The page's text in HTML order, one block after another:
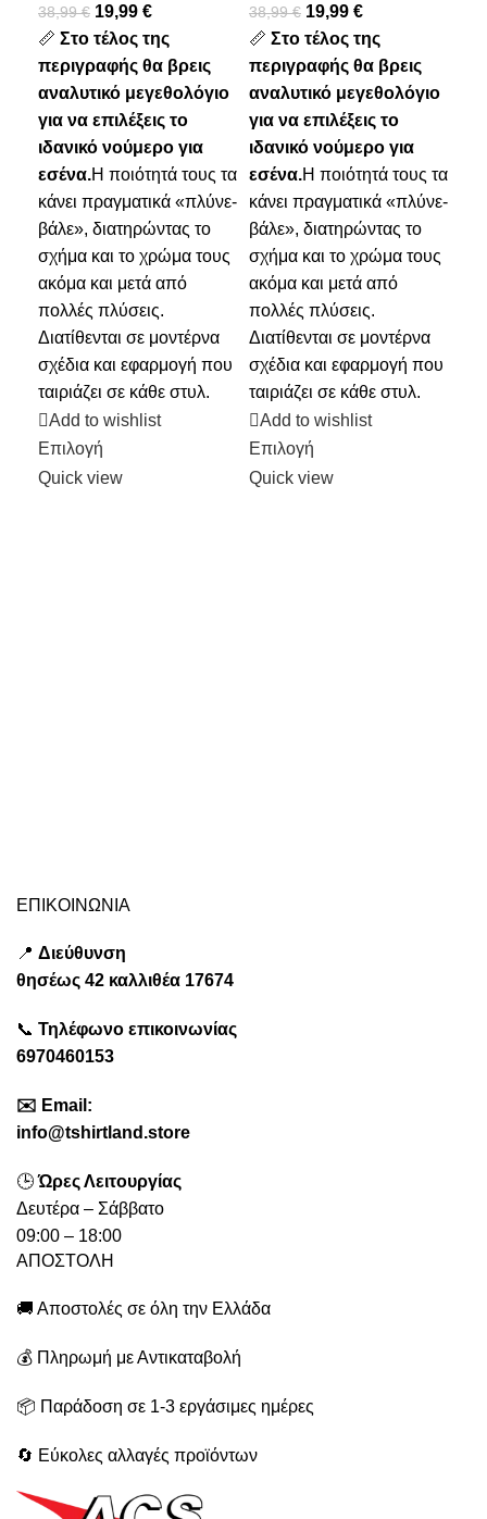
38,99€ 19,99 €
📏 Στο τέλος της
περιγραφής θα βρεις
αναλυτικό μεγεθολόγιο
για να επιλέξεις το
ιδανικό νούμερο για
εσένα.Η ποιότητά τους τα
κάνει πραγματικά «πλύνε-
βάλε», διατηρώντας το
σχήμα και το χρώμα τους
ακόμα και μετά από
πολλές πλύσεις.
Διατίθενται σε μοντέρνα
σχέδια και εφαρμογή που
ταιριάζει σε κάθε στυλ.
Add to wishlist
Επιλογή
Quick view
38,99€ 19,99 €
📏 Στο τέλος της
περιγραφής θα βρεις
αναλυτικό μεγεθολόγιο
για να επιλέξεις το
ιδανικό νούμερο για
εσένα.Η ποιότητά τους τα
κάνει πραγματικά «πλύνε-
βάλε», διατηρώντας το
σχήμα και το χρώμα τους
ακόμα και μετά από
πολλές πλύσεις.
Διατίθενται σε μοντέρνα
σχέδια και εφαρμογή που
ταιριάζει σε κάθε στυλ.
Add to wishlist
Επιλογή
Quick view
ΕΠΙΚΟΙΝΩΝΙΑ
📍 Διεύθυνση
θησέως 42 καλλιθέα 17674
📞 Τηλέφωνο επικοινωνίας
6970460153
✉️ Emai l:
info@tshirtland.store
🕒Ώρες Λειτουργίας
Δευτέρα – Σάββατο
09:00 – 18:00
ΑΠΟΣΤΟΛΗ
🚚 Αποστολές σε όλη την Ελλάδα
💰 Πληρωμή με Αντικαταβολή
📦 Παράδοση σε 1-3 εργάσιμες ημέρες
🔄 Εύκολες αλλαγές προϊόντων